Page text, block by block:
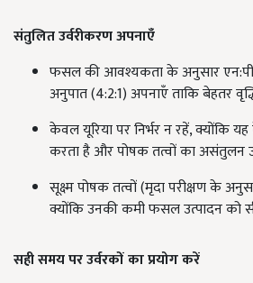
संतुलित उर्वरीकरण अपनाएँ
फसल की आवश्यकता के अनुसार
अनुपात (4:2:1) अपनाएँ ताकि बेहतर
केवल यूरिया पर निर्भर न रहें, क्योंकि यह
करता है और पोषक तत्वों का असंतुलन
सूक्ष्म पोषक तत्वों (मृदा परीक्षण के
क्योंकि उनकी कमी फसल उत्पादन को
सही समय पर उर्वरकों का प्रयोग करें